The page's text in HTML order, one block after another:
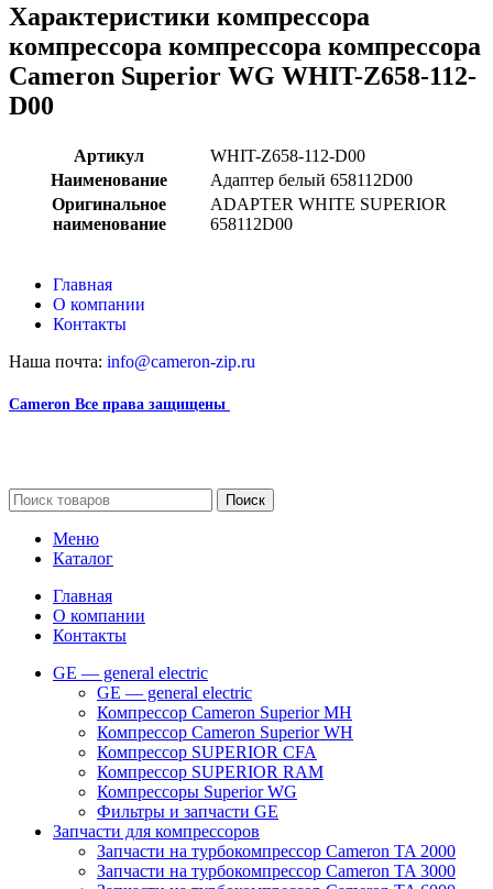
Характеристики компрессора
компрессора компрессора компрессора
Cameron Superior WG WHIT-Z658-112-
D00
Артикул
WHIT-Z658-112-D00
Наименование
Адаптер белый 658112D00
Оригинальное
наименование
ADAPTER WHITE SUPERIOR
658112D00
Главная
О компании
Контакты
Наша почта: info@cameron-zip.ru
Cameron Все права защищены
Поиск
Меню
Каталог
Главная
О компании
Контакты
GE — general electric
GE — general electric
Компрессор Cameron Superior MH
Компрессор Cameron Superior WH
Компрессор SUPERIOR CFA
Компрессор SUPERIOR RAM
Компрессоры Superior WG
Фильтры и запчасти GE
Запчасти для компрессоров
Запчасти на турбокомпрессор Cameron TA 2000
Запчасти на турбокомпрессор Cameron TA 3000